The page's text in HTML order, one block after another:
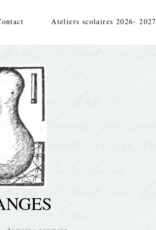
Ateliers scolaires 2026- 2027